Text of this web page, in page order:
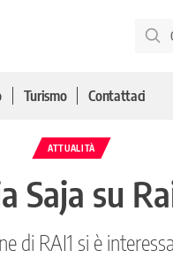
Turismo Contattaci
ATTUALITÀ
Saja su
di RAI1 si è